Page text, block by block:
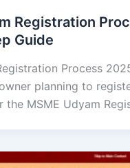
Registration
Guide
Process
planning to
the MSME Udyam